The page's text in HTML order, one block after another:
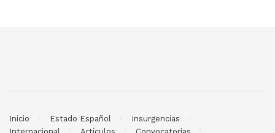
Inicio Estado Español
Insurgencias